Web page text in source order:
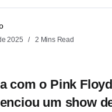
2025 2 Mins Read
com o Pink
um show